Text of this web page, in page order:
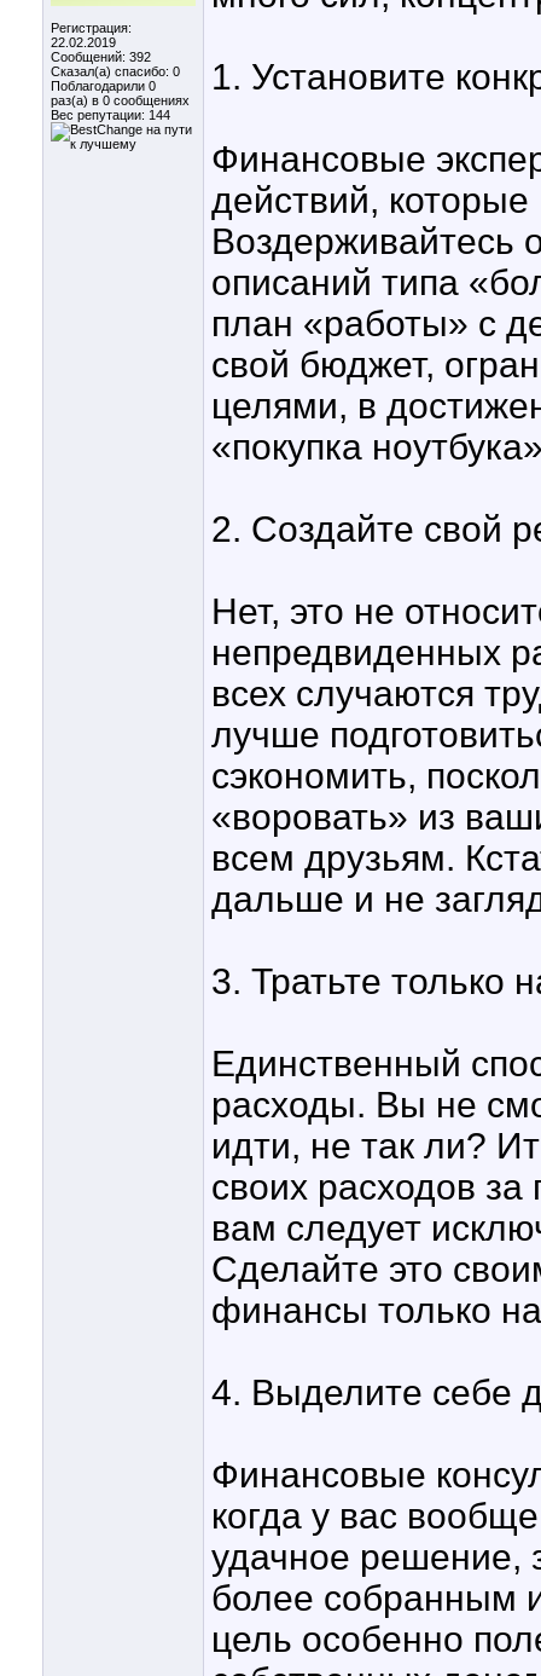
Регистрация:
22.02.2019
Сообщений: 392
Сказал(а) спасибо: 0
Поблагодарили 0
раз(а) в 0 сообщениях
Вес репутации: 144
1. Установите
Финансовые
действий,
Воздерживайтесь
описаний типа
план «работы» с
свой бюджет,
целями, в
«покупка
2. Создайте свой
Нет, это не
непредвиденных
всех случаются
лучше
сэкономить,
«воровать» из
всем друзьям.
дальше и не
3. Тратьте только
Единственный
расходы. Вы не
идти, не так ли?
своих расходов
вам следует
Сделайте это
финансы только
4. Выделите себе
Финансовые
когда у вас
удачное решение,
более собранным
цель особенно